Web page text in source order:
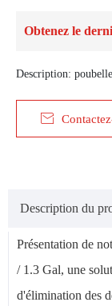
Obtenez le
Description:

Description du
Présentation de
/ 1.3 Gal, une
d'élimination des